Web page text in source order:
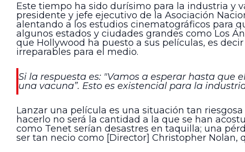
Este tiempo ha sido durísimo para la industria y
presidente y jefe ejecutivo de la Asociación
alentando a los estudios cinematográficos para
algunos estados y ciudades grandes como Los
que Hollywood ha puesto a sus películas, es
irreparables para el medio.
Si la respuesta es: "Vamos a esperar hasta que
una vacuna”. Esto es existencial para la
Lanzar una película es una situación tan
hacerlo no será la cantidad a la que se han
como Tenet serían desastres en taquilla; una
ser tan necio como [Director] Christopher